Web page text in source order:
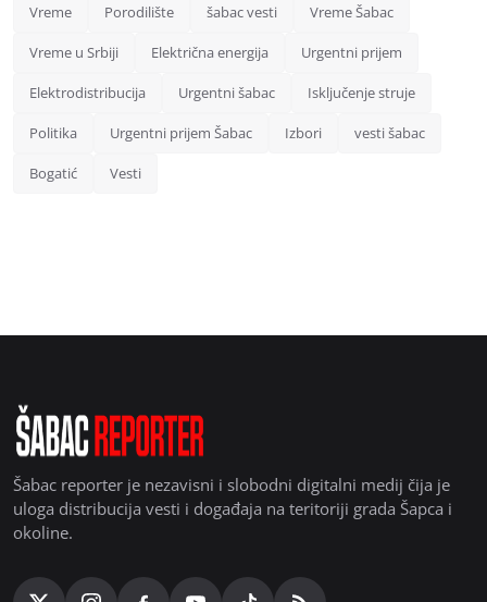
Vreme Porodilište šabac vesti Vreme Šabac
Vreme u Srbiji Električna energija Urgentni prijem
Elektrodistribucija Urgentni šabac Isključenje struje
Politika Urgentni prijem Šabac Izbori vesti šabac
Bogatić Vesti
Šabac reporter je nezavisni i slobodni digitalni medij čija je
uloga distribucija vesti i događaja na teritoriji grada Šapca i
okoline.